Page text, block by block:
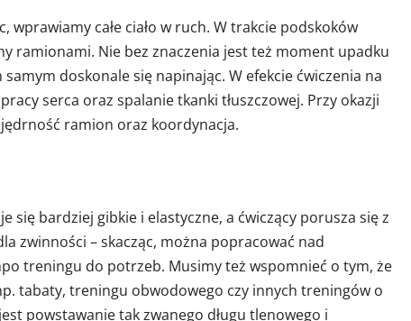
całe ciało w ruch. W trakcie podskoków
ramionami. Nie bez znaczenia jest też moment upadku
doskonale się napinając. W efekcie ćwiczenia na
serca oraz spalanie tkanki tłuszczowej. Przy okazji
ramion oraz koordynacja.
się bardziej gibkie i elastyczne, a ćwiczący porusza się z
zwinności – skacząc, można popracować nad
treningu do potrzeb. Musimy też wspomnieć o tym, że
tabaty, treningu obwodowego czy innych treningów o
powstawanie tak zwanego długu tlenowego i